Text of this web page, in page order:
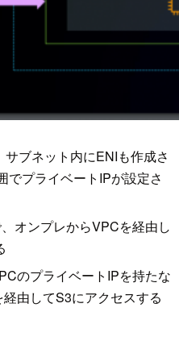
ブネット内にENIも作成さ
でプライベートIPが設定さ
オンプレからVPCを経由し
のプライベートIPを持たな
由してS3にアクセスする